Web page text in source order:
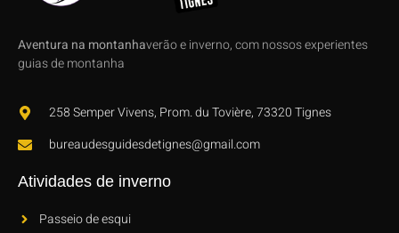
Aventura na montanhaverão e inverno, com nossos experientes
guias de montanha
258 Semper Vivens, Prom. du Tovière, 73320 Tignes
bureaudesguidesdetignes@gmail.com
Atividades de inverno
Passeio de esqui